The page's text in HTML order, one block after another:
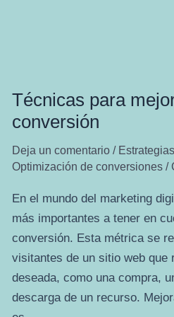
Técnicas para
conversión
Deja un comentario /
Optimización de conversiones /
En el mundo del marketing
más importantes a tener en
conversión. Esta métrica se
visitantes de un sitio web que
deseada, como una compra,
descarga de un recurso.